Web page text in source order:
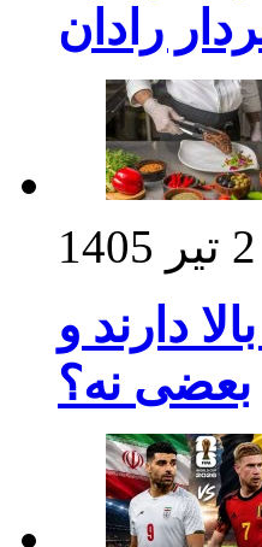
رادان
2 تیر 1405
دارند و
بعضی نه؟